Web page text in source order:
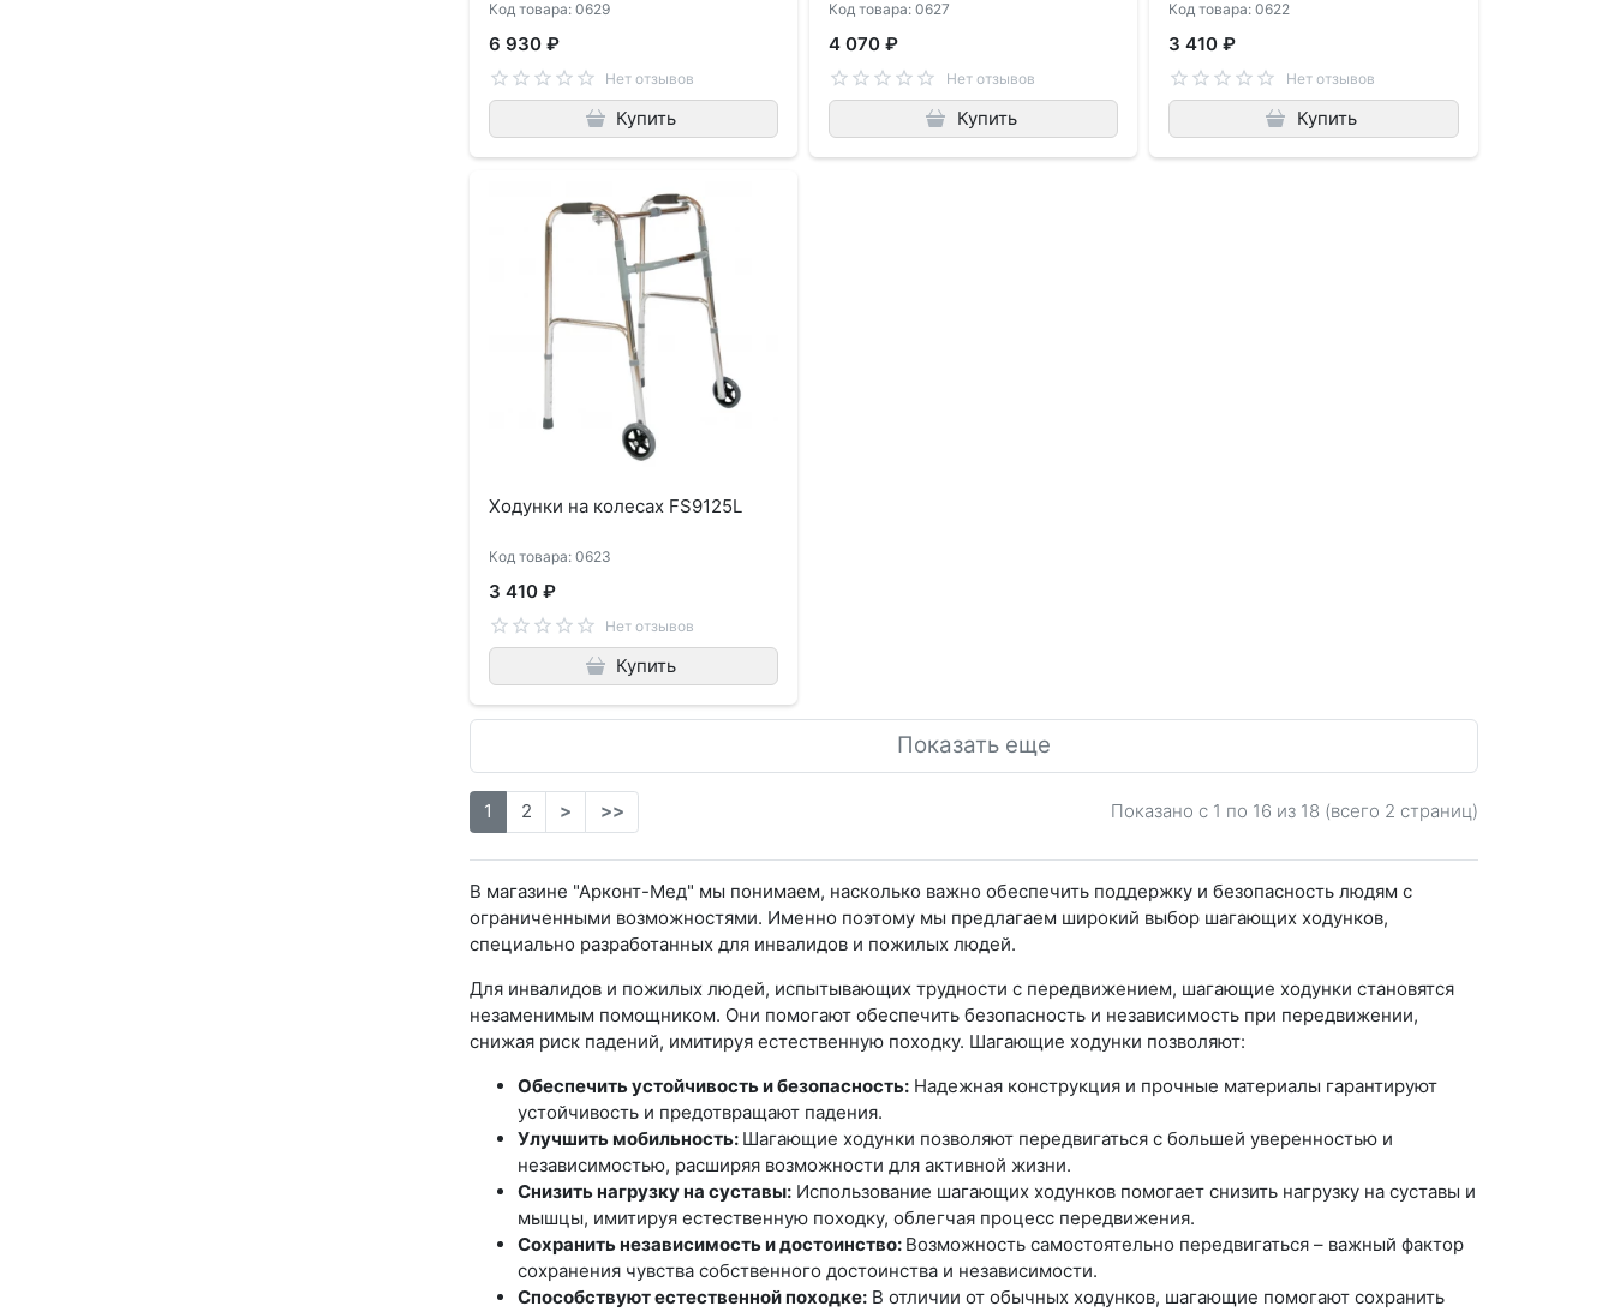
Код товара: 0629
6 930 ₽
Нет отзывов
Купить
Код товара: 0627
4 070 ₽
Нет отзывов
Купить
Код товара: 0622
3 410 ₽
Нет отзывов
Купить
Ходунки на колесах FS9125L
Код товара: 0623
3 410 ₽
Нет отзывов
Купить
Показать еще
Показано с 1 по 16 из 18 (всего 2 страниц)
1 2 > >>
В магазине "Арконт-Мед" мы понимаем, насколько важно обеспечить поддержку и безопасность людям с
ограниченными возможностями. Именно поэтому мы предлагаем широкий выбор шагающих ходунков,
специально разработанных для инвалидов и пожилых людей.
Для инвалидов и пожилых людей, испытывающих трудности с передвижением, шагающие ходунки становятся
незаменимым помощником. Они помогают обеспечить безопасность и независимость при передвижении,
снижая риск падений, имитируя естественную походку. Шагающие ходунки позволяют:
Обеспечить устойчивость и безопасность:Надежная конструкция и прочные материалы гарантируют
устойчивость и предотвращают падения.
Улучшить мобильность: Шагающие ходунки позволяют передвигаться с большей уверенностью и
независимостью, расширяя возможности для активной жизни.
Снизить нагрузку на суставы:Использование шагающих ходунков помогает снизить нагрузку на суставы и
мышцы, имитируя естественную походку, облегчая процесс передвижения.
Сохранить независимость и достоинство: Возможность самостоятельно передвигаться – важный фактор
сохранения чувства собственного достоинства и независимости.
Способствуют естественной походке:В отличии от обычных ходунков, шагающие помогают сохранить